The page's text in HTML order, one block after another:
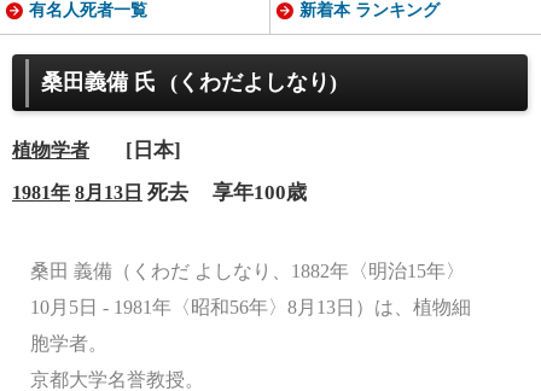
桑田義備 氏 (くわだよしなり)
植物学者 [日本]
1981年 8月13日 死去 享年100歳
桑田 義備（くわだ よしなり、1882年〈明治15年〉
10月5日 - 1981年〈昭和56年〉8月13日）は、植物細
胞学者。
京都大学名誉教授。
有名人死者一覧 新着本 ランキング